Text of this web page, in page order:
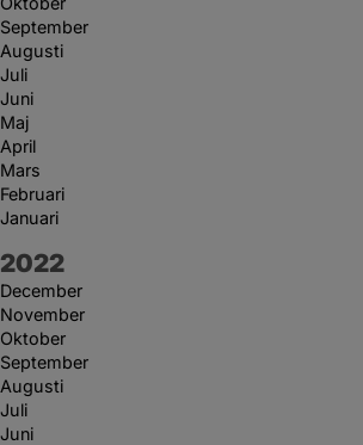
September
Augusti
Juli
Juni
Maj
April
Mars
Februari
Januari
År:
2022
December
November
Oktober
September
Augusti
Juli
Juni